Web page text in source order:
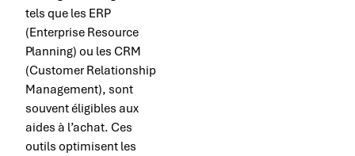
tels que les ERP
(Enterprise Resource
Planning) ou les CRM
(Customer Relationship
Management), sont
souvent éligibles aux
aides à l’achat. Ces
outils optimisent les